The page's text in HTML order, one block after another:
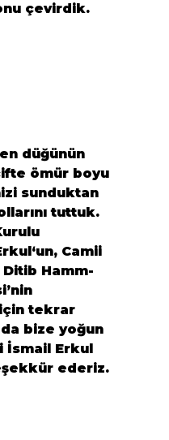
çevirdik.
düğünün
ömür boyu
sunduktan
tuttuk.
‘un, Camii
Ditib Hamm-
nin
tekrar
bize yoğun
İsmail Erkul
ederiz.